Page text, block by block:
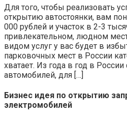
Для того, чтобы реализовать
открытию автостоянки, вам
000 рублей и участок в 2-3
привлекательном, людном
видом услуг у вас будет в
парковочных мест в России
хватает. Из года в год в
автомобилей, для […]
Бизнес идея по открытию
электромобилей